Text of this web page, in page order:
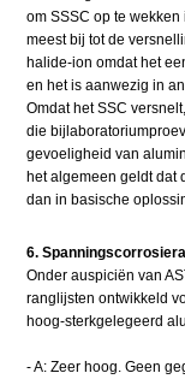
om SSSC op te
meest bij tot de
halide-ion omdat het
en het is aanwezig in
Omdat het SSC
die
gevoeligheid van
het algemeen geldt dat
dan in basische
6.
Onder auspiciën van
ranglijsten ontwikkeld
hoog-sterkgelegeerd
- A: Zeer hoog. Geen